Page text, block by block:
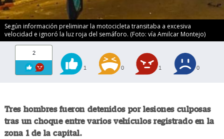
Según información preliminar la motocicleta transitaba a excesiva
velocidad e ignoró la luz roja del semáforo. (Foto: vía Amilcar Montejo)
2
1 0 1 0
Tres hombres fueron detenidos por lesiones culposas
tras un choque entre varios vehículos registrado en la
zona 1 de la capital.